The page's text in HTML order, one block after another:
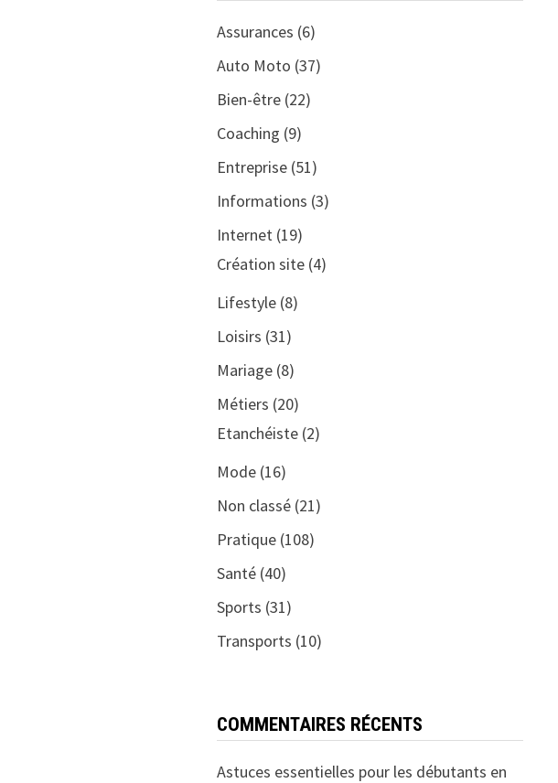
Assurances (6)
Auto Moto (37)
Bien-être(22)
Coaching (9)
Entreprise(51)
Informations (3)
Internet(19)
Création site(4)
Lifestyle(8)
Loisirs (31)
Mariage(8)
Métiers (20)
Etanchéiste(2)
Mode(16)
Non classé(21)
Pratique(108)
Santé(40)
Sports (31)
Transports (10)
COMMENTAIRES RÉCENTS
Astuces essentielles pour les débutants en